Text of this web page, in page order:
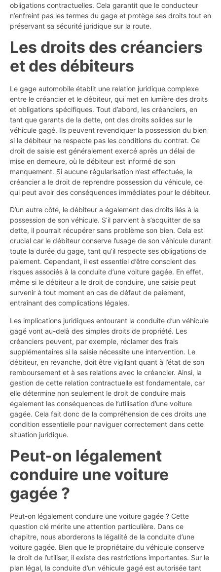
obligations contractuelles. Cela garantit que le conducteur
n’enfreint pas les termes du gage et protège ses droits tout en
préservant sa sécurité juridique sur la route.
Les droits des créanciers
et des débiteurs
Le gage automobile établit une relation juridique complexe
entre le créancier et le débiteur, qui met en lumière des droits
et obligations spécifiques. Tout d’abord, les créanciers, en
tant que garants de la dette, ont des droits solides sur le
véhicule gagé. Ils peuvent revendiquer la possession du bien
si le débiteur ne respecte pas les conditions du contrat. Ce
droit de saisie est généralement exercé après un délai de
mise en demeure, où le débiteur est informé de son
manquement. Si aucune régularisation n’est effectuée, le
créancier a le droit de reprendre possession du véhicule, ce
qui peut avoir des conséquences immédiates pour le débiteur.
D’un autre côté, le débiteur a également des droits liés à la
possession de son véhicule. S’il parvient à s’acquitter de sa
dette, il pourrait récupérer sans problème son bien. Cela est
crucial car le débiteur conserve l’usage de son véhicule durant
toute la durée du gage, tant qu’il respecte ses obligations de
paiement. Cependant, il est essentiel d’être conscient des
risques associés à la conduite d’une voiture gagée. En effet,
même si le débiteur a le droit de conduire, une saisie peut
survenir à tout moment en cas de défaut de paiement,
entraînant des complications légales.
Les implications juridiques entourant la conduite d’un véhicule
gagé vont au-delà des simples droits de propriété. Les
créanciers peuvent, par exemple, réclamer des frais
supplémentaires si la saisie nécessite une intervention. Le
débiteur, en revanche, doit être vigilant quant à l’état de son
remboursement et à ses relations avec le créancier. Ainsi, la
gestion de cette relation contractuelle est fondamentale, car
elle détermine non seulement le droit de conduire mais
également les conséquences de l’utilisation d’une voiture
gagée. Cela fait donc de la compréhension de ces droits une
condition essentielle pour naviguer correctement dans cette
situation juridique.
Peut-on légalement
conduire une voiture
gagée ?
Peut-on légalement conduire une voiture gagée ? Cette
question clé mérite une attention particulière. Dans ce
chapitre, nous aborderons la légalité de la conduite d’une
voiture gagée. Bien que le propriétaire du véhicule conserve
le droit de l’utiliser, il existe des restrictions importantes. Sur le
plan légal, la conduite d’un véhicule gagé est autorisée tant